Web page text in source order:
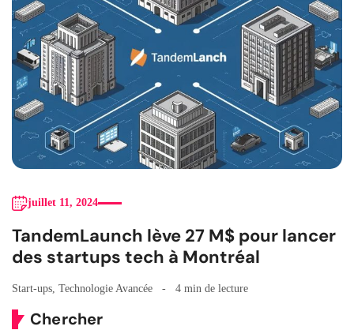
juillet 11, 2024
TandemLaunch lève 27 M$ pour lancer
des startups tech à Montréal
Start-ups, Technologie Avancée 4 min de lecture
Chercher